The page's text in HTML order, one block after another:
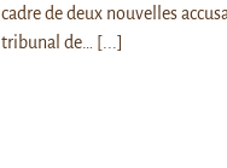
cadre de deux nouvelles
tribunal de…
[...]